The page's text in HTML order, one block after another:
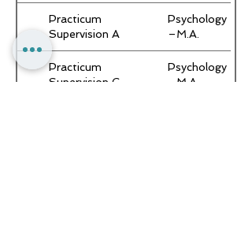
Practicum
Supervision A
Psychology
–M.A.
Practicum
Supervision C
Psychology
–M.A.